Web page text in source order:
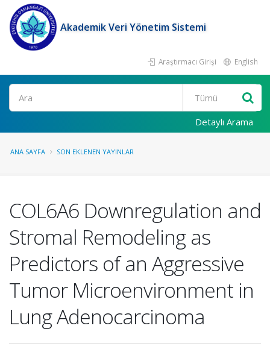
Akademik Veri Yönetim Sistemi
Araştırmacı Girişi English
Ara
Detaylı Arama
ANA SAYFA SON EKLENEN YAYINLAR
COL6A6 Downregulation and
Stromal Remodeling as
Predictors of an Aggressive
Tumor Microenvironment in
Lung Adenocarcinoma